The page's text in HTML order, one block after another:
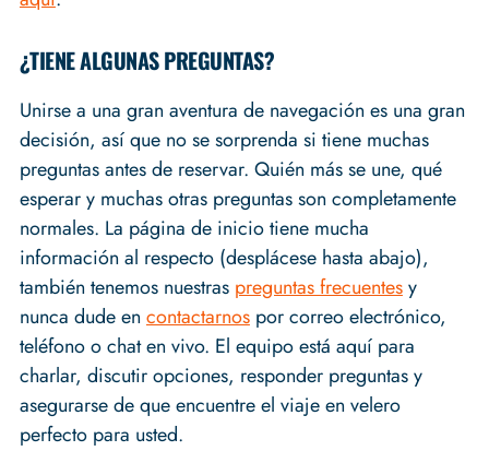
¿TIENE ALGUNAS PREGUNTAS?
Unirse a una gran aventura de navegación es una gran
decisión, así que no se sorprenda si tiene muchas
preguntas antes de reservar. Quién más se une, qué
esperar y muchas otras preguntas son completamente
normales. La página de inicio tiene mucha
información al respecto (desplácese hasta abajo),
también tenemos nuestras preguntas frecuentesy
nunca dude en contactarnospor correo electrónico,
teléfono o chat en vivo. El equipo está aquí para
charlar, discutir opciones, responder preguntas y
asegurarse de que encuentre el viaje en velero
perfecto para usted.